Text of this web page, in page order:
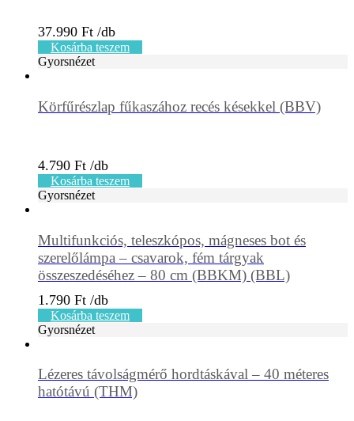
37.990 Ft
Kosárba teszem
Gyorsnézet
Körfűrészlap fűkaszához recés késekkel (BBV)
4.790 Ft
Kosárba teszem
Gyorsnézet
Multifunkciós, teleszkópos, mágneses bot és
szerelőlámpa – csavarok, fém tárgyak
összeszedéséhez – 80 cm (BBKM) (BBL)
1.790 Ft
Kosárba teszem
Gyorsnézet
Lézeres távolságmérő hordtáskával – 40 méteres
hatótávú (THM)